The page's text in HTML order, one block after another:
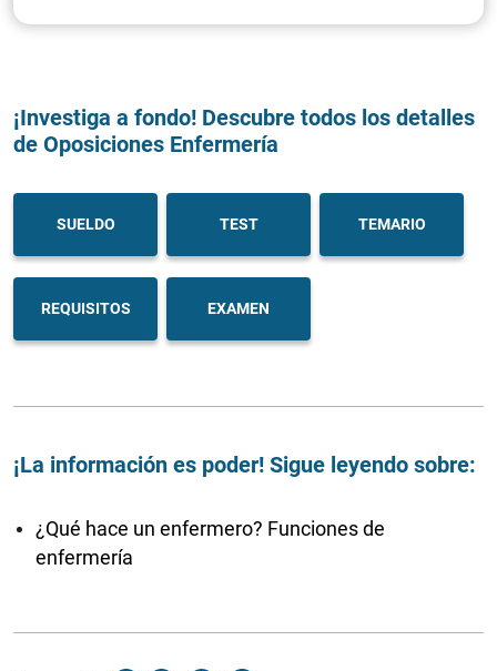
¡Investiga a fondo! Descubre todos los detalles
de Oposiciones Enfermería
SUELDO TEST TEMARIO
REQUISITOS EXAMEN
¡La información es poder! Sigue leyendo sobre:
¿Qué hace un enfermero? Funciones de
enfermería